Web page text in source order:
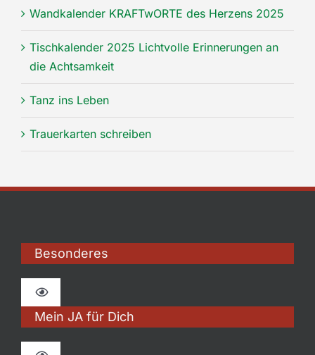
Wandkalender KRAFTwORTE des Herzens 2025
Tischkalender 2025 Lichtvolle Erinnerungen an
die Achtsamkeit
Tanz ins Leben
Trauerkarten schreiben
Besonderes
Toggle
Navigation
Fotoprodukte mit Herzmomenten
Mein JA für Dich